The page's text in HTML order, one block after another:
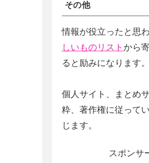
その他
情報が役立ったと思
しいものリスト から
ると励みになります。
個人サイト、まとめ
粋、著作権に従って
じます。
スポンサ